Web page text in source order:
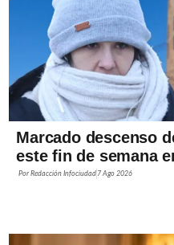
Marcado descenso
este fin de semana
PorRedacción Infociudad 7 Ago 2026